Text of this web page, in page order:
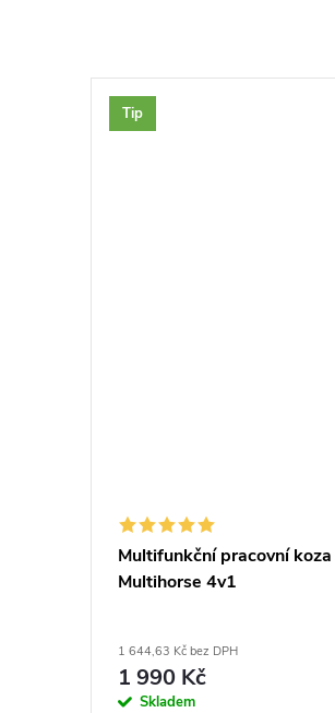
Tip
Multifunkční pracovní koza
Multihorse 4v1
1 644,63 Kč bez DPH
1 990 Kč
Skladem